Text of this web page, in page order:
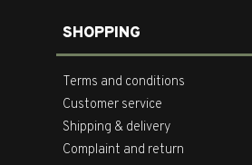
SHOPPING
Terms and conditions
Customer service
Shipping & delivery
Complaint and return